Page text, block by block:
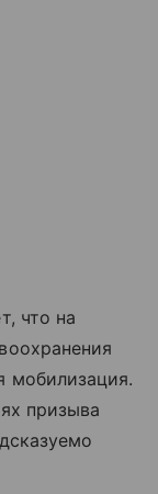
что на
мобилизация.
призыва